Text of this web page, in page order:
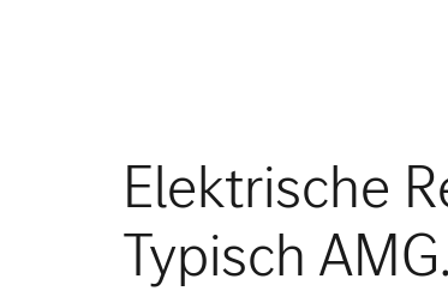
Elektrische
Typisch AMG.